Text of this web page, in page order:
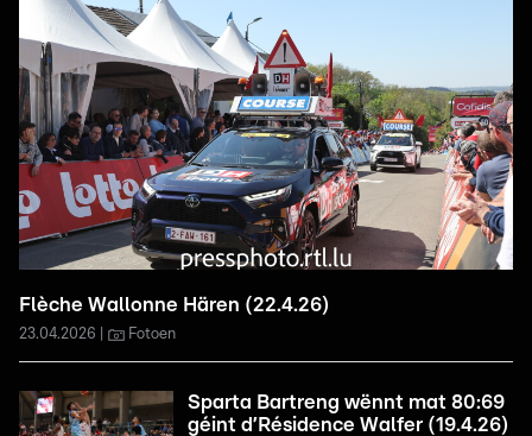
Flèche Wallonne Hären (22.4.26)
23.04.2026 Fotoen
Sparta Bartreng wënnt mat 80:69
géint d’Résidence Walfer (19.4.26)